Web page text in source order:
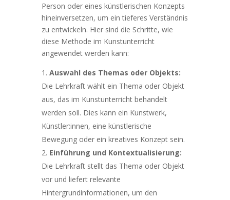
Person oder eines künstlerischen Konzepts
hineinversetzen, um ein tieferes Verständnis
zu entwickeln. Hier sind die Schritte, wie
diese Methode im Kunstunterricht
angewendet werden kann:
Auswahl des Themas oder Objekts:
Die Lehrkraft wählt ein Thema oder Objekt
aus, das im Kunstunterricht behandelt
werden soll. Dies kann ein Kunstwerk,
Künstler:innen, eine künstlerische
Bewegung oder ein kreatives Konzept sein.
Einführung und Kontextualisierung:
Die Lehrkraft stellt das Thema oder Objekt
vor und liefert relevante
Hintergrundinformationen, um den